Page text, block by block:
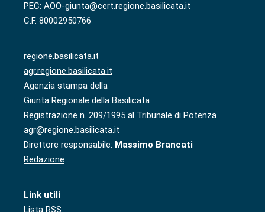
PEC: AOO-giunta@cert.regione.basilicata.it
C.F. 80002950766
regione.basilicata.it
agr.regione.basilicata.it
Agenzia stampa della
Giunta Regionale della Basilicata
Registrazione n. 209/1995 al Tribunale di Potenza
agr@regione.basilicata.it
Direttore responsabile: Massimo Brancati
Redazione
Link utili
Lista RSS